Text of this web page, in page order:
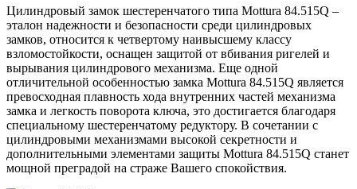
Цилиндровый замок шестеренчатого типа Mottura 84.515Q –
эталон надежности и безопасности среди цилиндровых
замков, относится к четвертому наивысшему классу
взломостойкости, оснащен защитой от вбивания ригелей и
вырывания цилиндрового механизма. Еще одной
отличительной особенностью замка Mottura 84.515Q является
превосходная плавность хода внутренних частей механизма
замка и легкость поворота ключа, это достигается благодаря
специальному шестеренчатому редуктору. В сочетании с
цилиндровыми механизмами высокой секретности и
дополнительными элементами защиты Mottura 84.515Q станет
мощной преградой на страже Вашего спокойствия.